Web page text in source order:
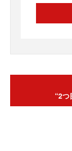
“2